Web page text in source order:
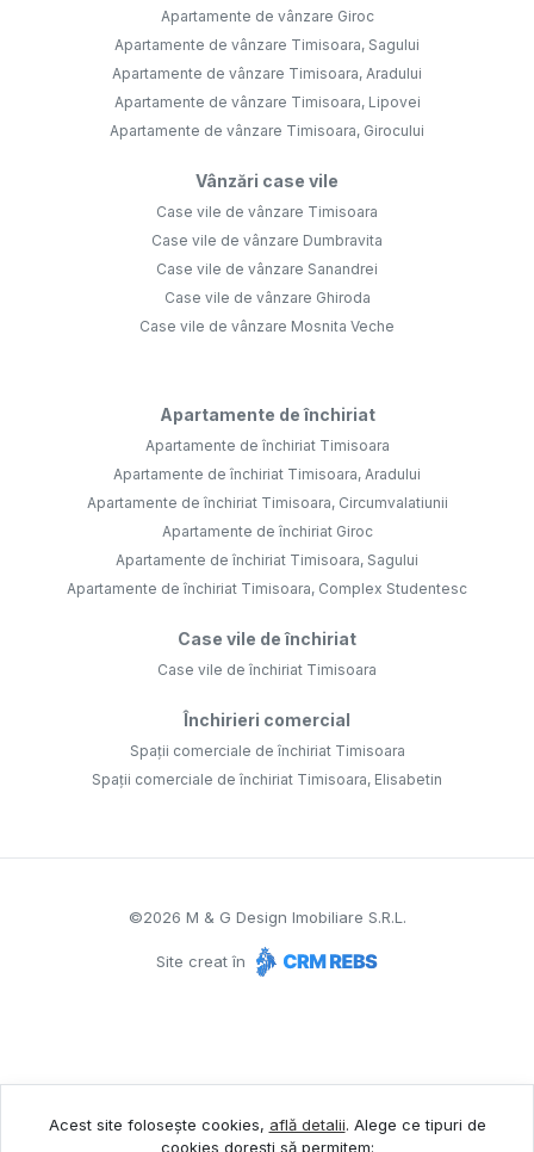
Apartamente de vânzare Giroc
Apartamente de vânzare Timisoara, Sagului
Apartamente de vânzare Timisoara, Aradului
Apartamente de vânzare Timisoara, Lipovei
Apartamente de vânzare Timisoara, Girocului
Vânzări case vile
Case vile de vânzare Timisoara
Case vile de vânzare Dumbravita
Case vile de vânzare Sanandrei
Case vile de vânzare Ghiroda
Case vile de vânzare Mosnita Veche
Apartamente de închiriat
Apartamente de închiriat Timisoara
Apartamente de închiriat Timisoara, Aradului
Apartamente de închiriat Timisoara, Circumvalatiunii
Apartamente de închiriat Giroc
Apartamente de închiriat Timisoara, Sagului
Apartamente de închiriat Timisoara, Complex Studentesc
Case vile de închiriat
Case vile de închiriat Timisoara
Închirieri comercial
Spații comerciale de închiriat Timisoara
Spații comerciale de închiriat Timisoara, Elisabetin
©2026 M & G Design Imobiliare S.R.L.
Site creat în
Acest site folosește cookies, află detalii. Alege ce tipuri de
cookies dorești să permitem: